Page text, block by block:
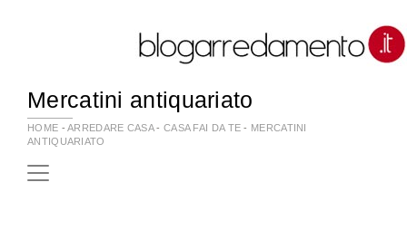
Mercatini antiquariato
HOME -ARREDARE CASA- CASA FAI DA TE - MERCATINI
ANTIQUARIATO